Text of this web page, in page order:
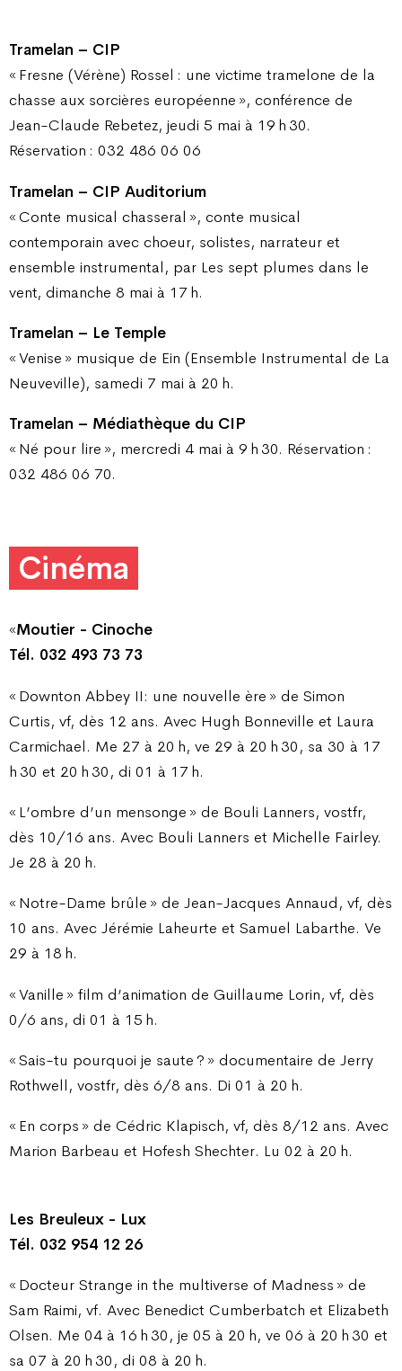
Tramelan – CIP
« Fresne (Vérène) Rossel : une victime tramelone de la
chasse aux sorcières européenne », conférence de
Jean-Claude Rebetez, jeudi 5 mai à 19 h 30.
Réservation : 032 486 06 06
Tramelan – CIP Auditorium
« Conte musical chasseral », conte musical
contemporain avec choeur, solistes, narrateur et
ensemble instrumental, par Les sept plumes dans le
vent, dimanche 8 mai à 17 h.
Tramelan – Le Temple
« Venise » musique de Ein (Ensemble Instrumental de La
Neuveville), samedi 7 mai à 20 h.
Tramelan – Médiathèque du CIP
« Né pour lire », mercredi 4 mai à 9 h 30. Réservation :
032 486 06 70.
Cinéma
«Moutier - Cinoche
Tél. 032 493 73 73
« Downton Abbey II: une nouvelle ère » de Simon
Curtis, vf, dès 12 ans. Avec Hugh Bonneville et Laura
Carmichael. Me 27 à 20 h, ve 29 à 20 h 30, sa 30 à 17
h 30 et 20 h 30, di 01 à 17 h.
« L’ombre d’un mensonge » de Bouli Lanners, vostfr,
dès 10/16 ans. Avec Bouli Lanners et Michelle Fairley.
Je 28 à 20 h.
« Notre-Dame brûle » de Jean-Jacques Annaud, vf, dès
10 ans. Avec Jérémie Laheurte et Samuel Labarthe. Ve
29 à 18 h.
« Vanille » film d’animation de Guillaume Lorin, vf, dès
0/6 ans, di 01 à 15 h.
« Sais-tu pourquoi je saute ? » documentaire de Jerry
Rothwell, vostfr, dès 6/8 ans. Di 01 à 20 h.
« En corps » de Cédric Klapisch, vf, dès 8/12 ans. Avec
Marion Barbeau et Hofesh Shechter. Lu 02 à 20 h.
Les Breuleux - Lux
Tél. 032 954 12 26
« Docteur Strange in the multiverse of Madness » de
Sam Raimi, vf. Avec Benedict Cumberbatch et Elizabeth
Olsen. Me 04 à 16 h 30, je 05 à 20 h, ve 06 à 20 h 30 et
sa 07 à 20 h 30, di 08 à 20 h.